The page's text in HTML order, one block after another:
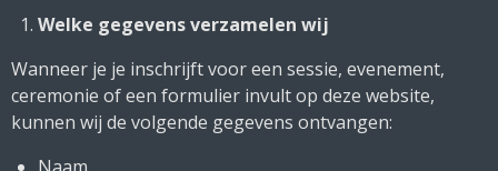
Welke gegevens verzamelen wij
Wanneer je je inschrijft voor een sessie, evenement,
ceremonie of een formulier invult op deze website,
kunnen wij de volgende gegevens ontvangen: